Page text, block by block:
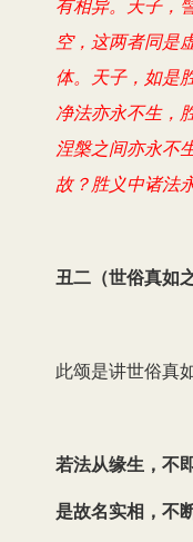
空，这两者同是
体。天子，如是
净法亦永不生，
涅槃之间亦永不
故？胜义中诸法
丑二（世俗真如
此颂是讲世俗真
若法从缘生，不
是故名实相，不